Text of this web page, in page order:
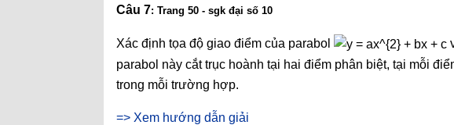
Câu 7: Trang 50 - sgk đại số 10
Xác định tọa độ giao điểm của parabol
parabol này cắt trục hoành tại hai điểm phân biệt, tại mỗi
trong mỗi trường hợp.
=> Xem hướng dẫn giải